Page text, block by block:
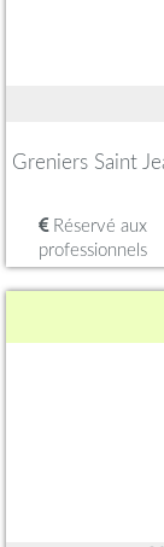
Greniers Saint
Réservé aux
professionnels